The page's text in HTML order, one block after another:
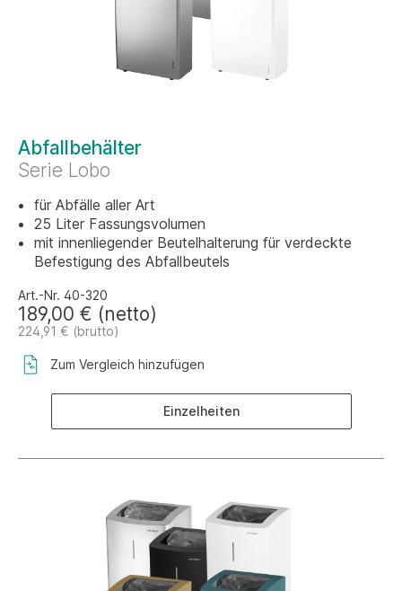
Abfallbehälter
Serie Lobo
für Abfälle aller Art
25 Liter Fassungsvolumen
mit innenliegender Beutelhalterung für verdeckte
Befestigung des Abfallbeutels
Art.-Nr. 40-320
189,00 € (netto)
224,91 € (brutto)
Zum Vergleich hinzufügen
Einzelheiten